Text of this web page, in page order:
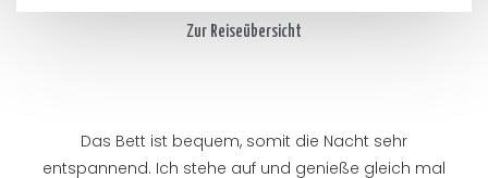
Zur Reiseübersicht
Das Bett ist bequem, somit die Nacht sehr
entspannend. Ich stehe auf und genieße gleich mal